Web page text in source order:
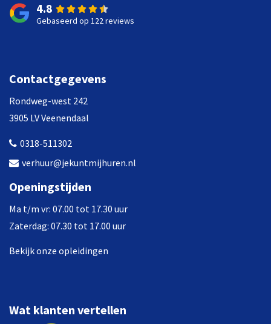
4.8
Gebaseerd op 122 reviews
Contactgegevens
Rondweg-west 242
3905 LV Veenendaal
0318-511302
verhuur@jekuntmijhuren.nl
Openingstijden
Ma t/m vr: 07.00 tot 17.30 uur
Zaterdag: 07.30 tot 17.00 uur
Bekijk onze opleidingen
Wat klanten vertellen